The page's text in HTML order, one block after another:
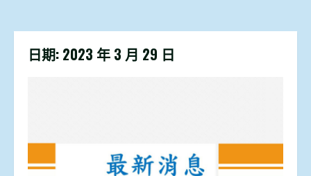
日期: 2023 年 3 月 29 日